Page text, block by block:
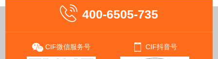
400-6505-735
CIF微信服务号 CIF抖音号